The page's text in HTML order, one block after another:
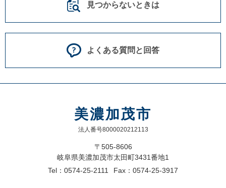
見つからないときは
よくある質問と回答
美濃加茂市
法人番号8000020212113
〒505-8606
岐阜県美濃加茂市太田町3431番地1
Tel：0574-25-2111
Fax：0574-25-3917